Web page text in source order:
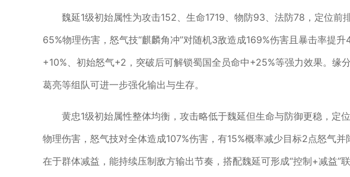
魏延1级初始属性为攻击152、生命1719、物防93、法防78，定位前
65%物理伤害，怒气技“麒麟角冲”对随机3敌造成169%伤害且暴击率提
+10%、初始怒气+2，突破后可解锁蜀国全员命中+25%等强力效果。缘
葛亮等组队可进一步强化输出与生存。
黄忠1级初始属性整体均衡，攻击略低于魏延但生命与防御更稳，定
物理伤害，怒气技对全体造成107%伤害，有15%概率减少目标2点怒气
在于群体减益，能持续压制敌方输出节奏，搭配魏延可形成“控制+减益”